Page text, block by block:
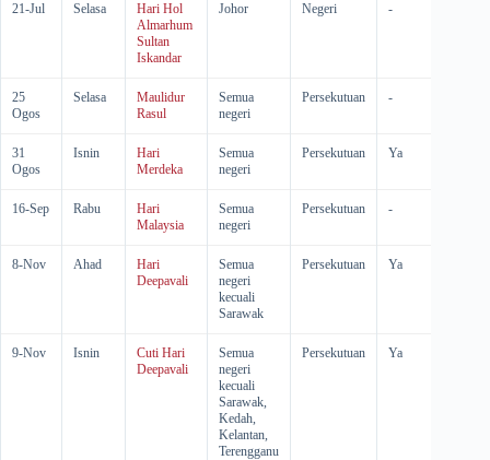
21-Jul Selasa
Hari Hol
Almarhum
Sultan
Iskandar
Johor Negeri -
25
Ogos
Selasa
Maulidur
Rasul
Semua
negeri
Persekutuan -
31
Ogos
Isnin
Hari
Merdeka
Semua
negeri
Persekutuan Ya
16-Sep Rabu
Hari
Malaysia
Semua
negeri
Persekutuan -
8-Nov Ahad
Hari
Deepavali
Semua
negeri
kecuali
Sarawak
Persekutuan Ya
9-Nov Isnin
Cuti Hari
Deepavali
Semua
negeri
kecuali
Sarawak,
Kedah,
Kelantan,
Terengganu
Persekutuan Ya